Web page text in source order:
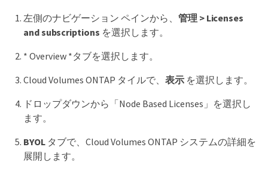
左側のナビゲーション ペインから、 管理 > Licenses
and subscriptions を選択します。
* Overview *タブを選択します。
Cloud Volumes ONTAP タイルで、 表示を選択します。
ドロップダウンから「Node Based Licenses」を選択し
ます。
BYOLタブで、Cloud Volumes ONTAP システムの詳細を
展開します。